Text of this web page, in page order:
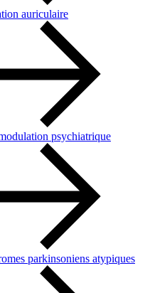
auriculaire
psychiatrique
parkinsoniens atypiques